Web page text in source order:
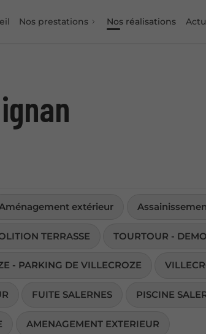
Nos prestations Nos réalisations
extérieur
TERRASSE TOURTOUR -
- PARKING DE VILLECROZE
FUITE SALERNES PISCINE
AMENAGEMENT EXTERIEUR